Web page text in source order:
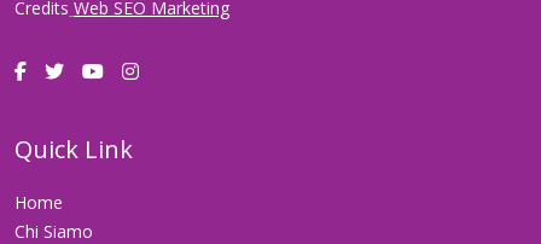
Credits Web SEO Marketing
Quick Link
Home
Chi Siamo